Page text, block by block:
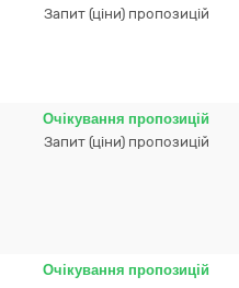
Запит (ціни) пропозицій
Очікування пропозицій
Запит (ціни) пропозицій
Очікування пропозицій